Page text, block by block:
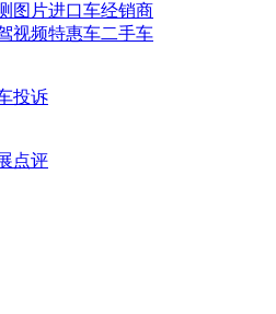
图片进口车经销商
视频特惠车二手车
投诉
点评